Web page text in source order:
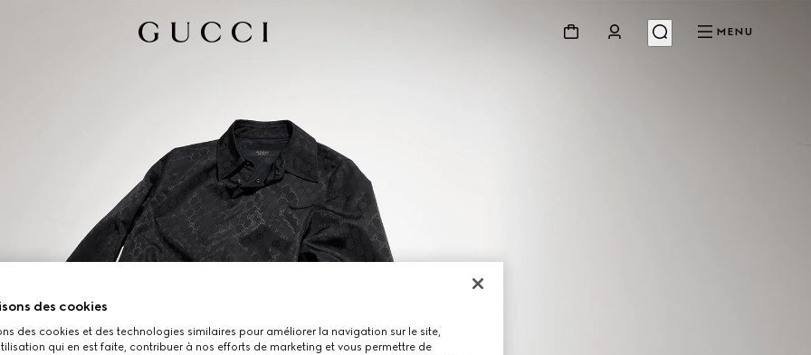
MENU
des cookies
des cookies et des technologies similaires pour améliorer la navigation sur le site,
qui en est faite, contribuer à nos efforts de marketing et vous permettre de